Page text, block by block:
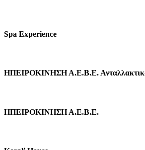
Spa Experience
ΗΠΕΙΡΟΚΙΝΗΣΗ Α.Ε.Β.Ε.
ΗΠΕΙΡΟΚΙΝΗΣΗ Α.Ε.Β.Ε.